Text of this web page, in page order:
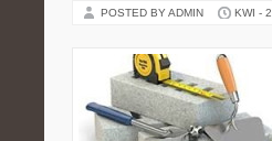
POSTED BY ADMIN KWI -